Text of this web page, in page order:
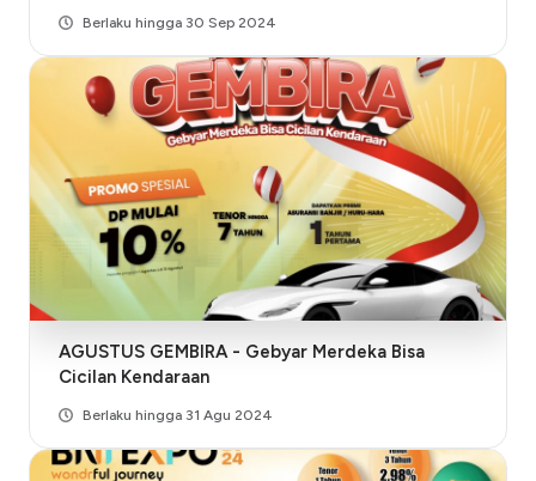
Berlaku hingga 30 Sep 2024
AGUSTUS GEMBIRA - Gebyar Merdeka Bisa
Cicilan Kendaraan
Berlaku hingga 31 Agu 2024